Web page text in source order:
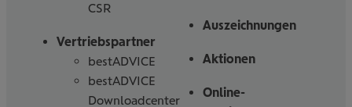
CSR
Vertriebspartner
bestADVICE
bestADVICE
Downloadcenter
Auszeichnungen
Aktionen
Online-